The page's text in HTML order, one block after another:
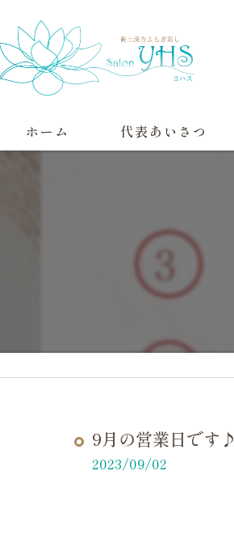
ホーム 代表あいさつ
9月の営業日です♪
2023/09/02